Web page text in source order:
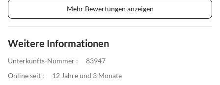
Mehr Bewertungen anzeigen
Weitere Informationen
Unterkunfts-Nummer :
83947
Online seit :
12 Jahre und 3 Monate